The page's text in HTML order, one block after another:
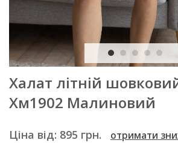
Халат літній
Хм1902 Малиновий
Ціна від: 895 грн. отримати